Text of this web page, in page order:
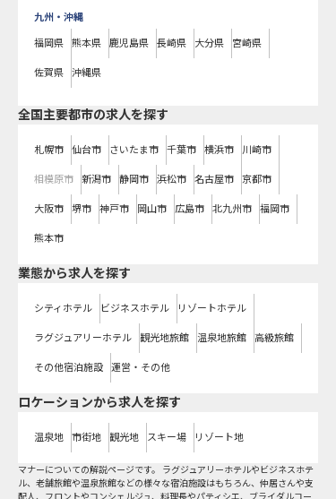
九州・沖縄
福岡県 熊本県 鹿児島県 長崎県 大分県 宮崎県
佐賀県 沖縄県
全国主要都市の求人を探す
札幌市 仙台市 さいたま市 千葉市 横浜市 川崎市
相模原市 新潟市 静岡市 浜松市 名古屋市 京都市
大阪市 堺市 神戸市 岡山市 広島市 北九州市 福岡市
熊本市
業態から求人を探す
シティホテル ビジネスホテル リゾートホテル
ラグジュアリーホテル 観光地旅館 温泉地旅館 高級旅館
その他宿泊施設 運営・その他
ロケーションから求人を探す
温泉地 市街地 観光地 スキー場 リゾート地
マナーについての解説ページです。 ラグジュアリーホテルやビジネスホテ
ル、老舗旅館や温泉旅館などの様々な宿泊施設はもちろん、仲居さんや支
配人、フロントやコンシェルジュ、料理長やパティシエ、ブライダルコー